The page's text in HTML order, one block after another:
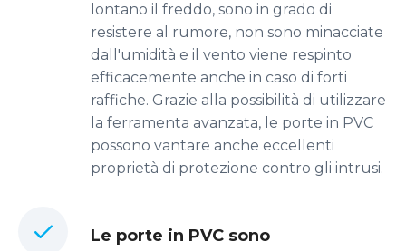
lontano il freddo, sono in grado di
resistere al rumore, non sono minacciate
dall'umidità e il vento viene respinto
efficacemente anche in caso di forti
raffiche. Grazie alla possibilità di utilizzare
la ferramenta avanzata, le porte in PVC
possono vantare anche eccellenti
proprietà di protezione contro gli intrusi.
Le porte in PVC sono